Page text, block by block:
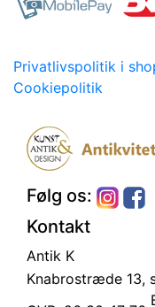
Privatlivspolitik i
Cookiepolitik
Følg os:
Kontakt
Antik K
Knabrostræde 13,